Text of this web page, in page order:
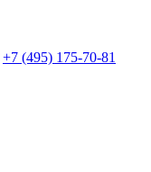
+7 (495) 175-70-81